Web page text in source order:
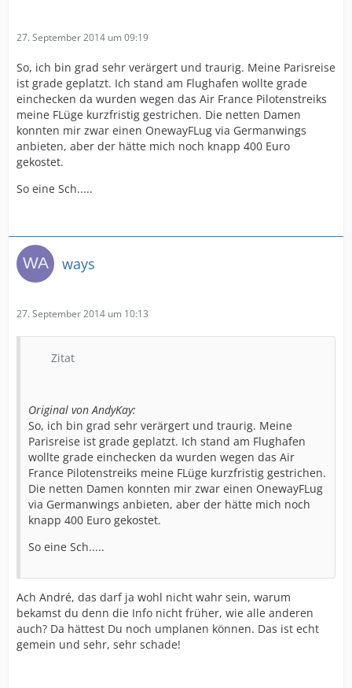
27. September 2014 um 09:19
So, ich bin grad sehr verärgert und traurig. Meine Parisreise
ist grade geplatzt. Ich stand am Flughafen wollte grade
einchecken da wurden wegen das Air France Pilotenstreiks
meine FLüge kurzfristig gestrichen. Die netten Damen
konnten mir zwar einen OnewayFLug via Germanwings
anbieten, aber der hätte mich noch knapp 400 Euro
gekostet.
So eine Sch.....
ways
27. September 2014 um 10:13
Zitat
Original von AndyKay:
So, ich bin grad sehr verärgert und traurig. Meine
Parisreise ist grade geplatzt. Ich stand am Flughafen
wollte grade einchecken da wurden wegen das Air
France Pilotenstreiks meine FLüge kurzfristig gestrichen.
Die netten Damen konnten mir zwar einen OnewayFLug
via Germanwings anbieten, aber der hätte mich noch
knapp 400 Euro gekostet.
So eine Sch.....
Ach André, das darf ja wohl nicht wahr sein, warum
bekamst du denn die Info nicht früher, wie alle anderen
auch? Da hättest Du noch umplanen können. Das ist echt
gemein und sehr, sehr schade!